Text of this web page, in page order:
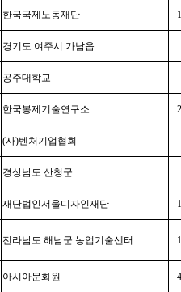
한국국제노동재단
경기도 여주시 가남읍
공주대학교
한국봉제기술연구소
(사)벤처기업협회
경상남도 산청군
재단법인서울디자인재단
전라남도 해남군 농업기술센터
아시아문화원